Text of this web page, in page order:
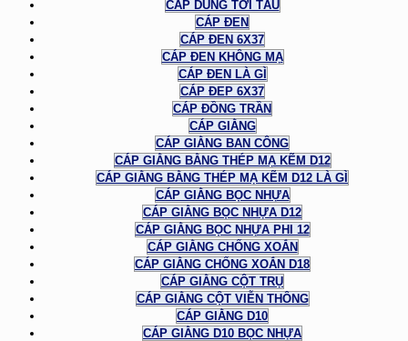
CÁP DÙNG TỜI TÀU
CÁP ĐEN
CÁP ĐEN 6X37
CÁP ĐEN KHÔNG MẠ
CÁP ĐEN LÀ GÌ
CÁP ĐEP 6X37
CÁP ĐỒNG TRẦN
CÁP GIẰNG
CÁP GIẰNG BAN CÔNG
CÁP GIẰNG BẰNG THÉP MẠ KẼM D12
CÁP GIẰNG BẰNG THÉP MẠ KẼM D12 LÀ GÌ
CÁP GIẰNG BỌC NHỰA
CÁP GIẰNG BỌC NHỰA D12
CÁP GIẰNG BỌC NHỰA PHI 12
CÁP GIẰNG CHỐNG XOẮN
CÁP GIẰNG CHỐNG XOẮN D18
CÁP GIẰNG CỘT TRỤ
CÁP GIẰNG CỘT VIỄN THÔNG
CÁP GIẰNG D10
CÁP GIẰNG D10 BỌC NHỰA